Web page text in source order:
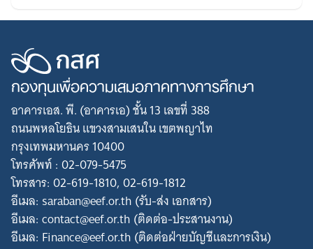
กองทุนเพื่อความเสมอภาคทางการศึกษา
อาคารเอส. พี. (อาคารเอ) ชั้น 13 เลขที่ 388
ถนนพหลโยธิน แขวงสามเสนใน เขตพญาไท
กรุงเทพมหานคร 10400
โทรศัพท์ : 02-079-5475
โทรสาร: 02-619-1810, 02-619-1812
อีเมล: saraban@eef.or.th (รับ-ส่ง เอกสาร)
อีเมล: contact@eef.or.th (ติดต่อ-ประสานงาน)
อีเมล: Finance@eef.or.th (ติดต่อฝ่ายบัญชีและการเงิน)